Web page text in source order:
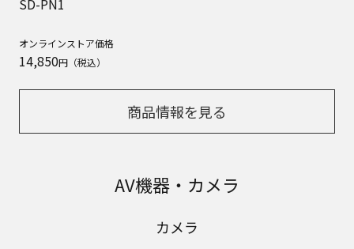
SD-PN1
オンラインストア価格
14,850円（税込）
商品情報を見る
AV機器・カメラ
カメラ